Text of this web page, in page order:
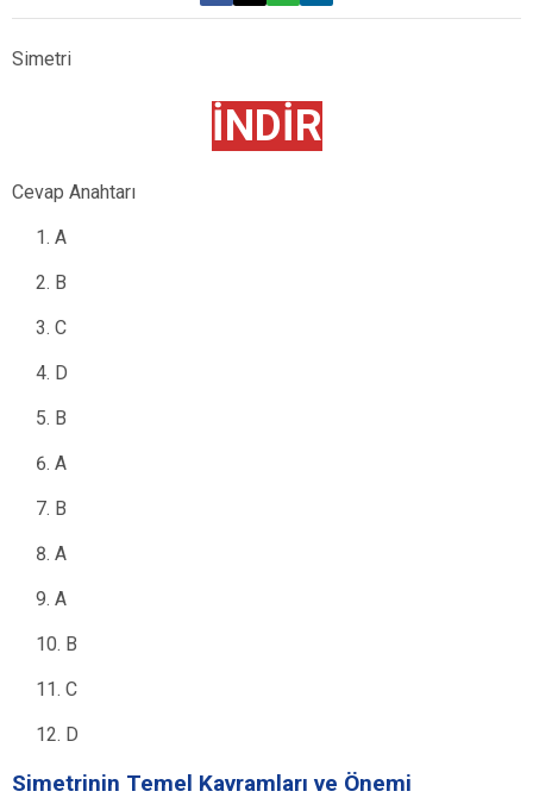
Simetri
İNDİR
Cevap Anahtarı
A
B
C
D
B
A
B
A
A
B
C
D
Simetrinin Temel Kavramları ve Önemi